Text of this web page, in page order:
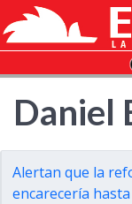
Daniel
Alertan que la
encarecería